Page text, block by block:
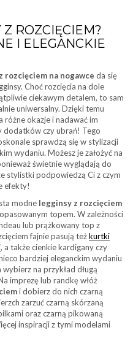
ROZCIĘCIEM?
I ELEGANCKIE
rozcięciem na nogawce da się
Choć rozcięcia na dole
ciekawym detalem, to sam
uniwersalny. Dzięki temu
różne okazje i nadawać im
dodatków czy ubrań! Tego
sprawdzą się w stylizacji
wydaniu. Możesz je założyć na
świetnie wyglądają do
stylistki podpowiedzą Ci z czym
efekty!
modne legginsy z rozcięciem
topem. W zależności
lub prążkowany top z
fajnie pasują teżkurtki
, a także cienkie kardigany czy
bardziej eleganckim wydaniu
na przykład długą
imprezę lub randkę włóż
i dobierz do nich czarną
zarzuć czarną skórzaną
oraz czarną pikowaną
inspiracji z tymi modelami